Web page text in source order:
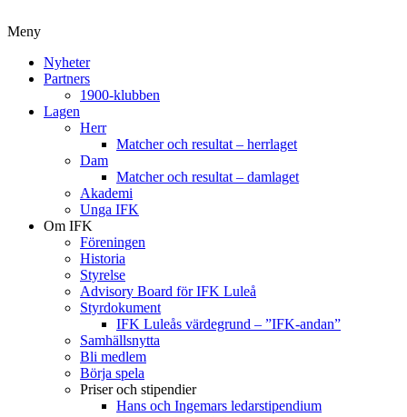
Meny
Nyheter
Partners
1900-klubben
Lagen
Herr
Matcher och resultat – herrlaget
Dam
Matcher och resultat – damlaget
Akademi
Unga IFK
Om IFK
Föreningen
Historia
Styrelse
Advisory Board för IFK Luleå
Styrdokument
IFK Luleås värdegrund – ”IFK-andan”
Samhällsnytta
Bli medlem
Börja spela
Priser och stipendier
Hans och Ingemars ledarstipendium